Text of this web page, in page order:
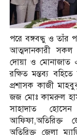
পরে বঙ্গবন্ধু ও তাঁর
আত্মদানকারী সকল
দোয়া ও মোনাজাত
রক্ষিত মন্তব্য
প্রশাসক কাজী
জজ মোঃ কামরুল
সাহাদাত
আফিফা,অতিরিক্ত
অতিরিক্ত জেলা